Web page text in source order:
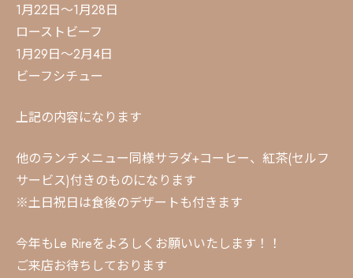
1月22日〜1月28日
ローストビーフ
1月29日〜2月4日
ビーフシチュー
上記の内容になります
他のランチメニュー同様サラダ+コーヒー、紅茶(セルフ
サービス)付きのものになります
※土日祝日は食後のデザートも付きます
今年もLe Rireをよろしくお願いいたします！！
ご来店お待ちしております